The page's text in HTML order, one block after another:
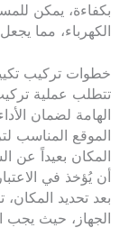
بكفاءة، يمكن
الكهرباء، مما
خطوات تركيب
تتطلب عملية
الهامة لضمان
الموقع المناسب
المكان بعيداً
أن يُؤخذ في
بعد تحديد
الجهاز، حيث يجب